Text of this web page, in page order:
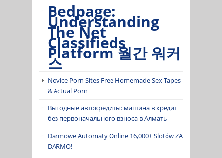
Bedpage:
Understanding
The Net
Classifieds
Platform 월간 워커
스
Novice Porn Sites Free Homemade Sex Tapes
& Actual Porn
Выгодные автокредиты: машина в кредит
без первоначального взноса в Алматы
Darmowe Automaty Online 16,000+ Slotów ZA
DARMO!